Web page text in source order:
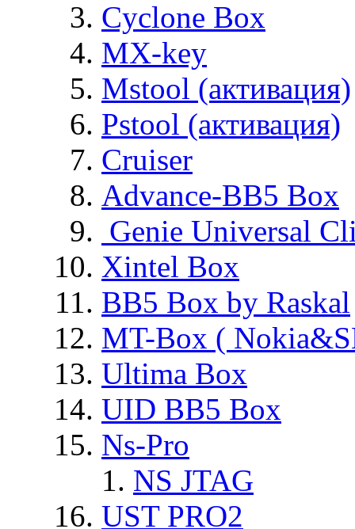
Cyclone Box
MX-key
Mstool (активация)
Pstool (активация)
Cruiser
Advance-BB5 Box
Genie Universal
Xintel Box
BB5 Box by Raskal
MT-Box (
Ultima Box
UID BB5 Box
Ns-Pro
NS JTAG
UST PRO2